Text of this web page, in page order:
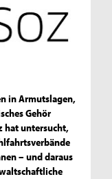
in Armutslagen,
Gehör
hat untersucht,
– und daraus